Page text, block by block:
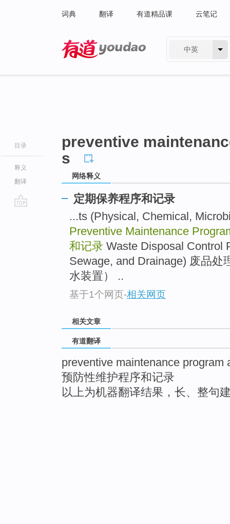
词典 翻译 有道精品课 云笔记
中英
目录
释义
翻译
preventive
s
网络释义
定期保养程序和记录
...ts (Physical, Chemical,
Preventive Maintenance
和记录 Waste Disposal Control
Sewage, and Drainage) 废品
水装置） ..
基于1个网页-相关网页
相关文章
有道翻译
preventive maintenance program
预防性维护程序和记录
以上为机器翻译结果，长、整句